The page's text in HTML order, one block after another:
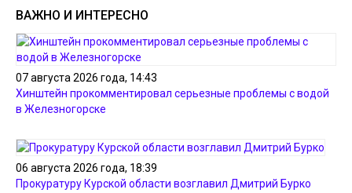
ВАЖНО И ИНТЕРЕСНО
07 августа 2026 года, 14:43
Хинштейн прокомментировал серьезные проблемы с водой
в Железногорске
06 августа 2026 года, 18:39
Прокуратуру Курской области возглавил Дмитрий Бурко